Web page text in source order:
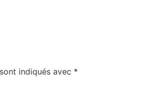
indiqués avec *